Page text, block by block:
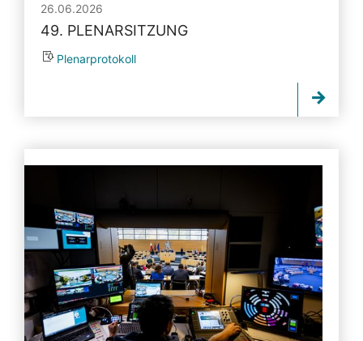
26.06.2026
49. PLENARSITZUNG
Plenarprotokoll